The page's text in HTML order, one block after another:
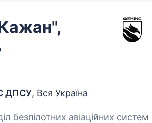
ДПСУ, Вся Україна